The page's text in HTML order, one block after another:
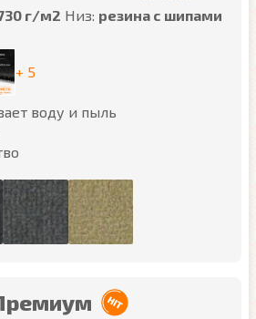
г/м2 Низ: резина с шипами
+ 5
воду и пыль